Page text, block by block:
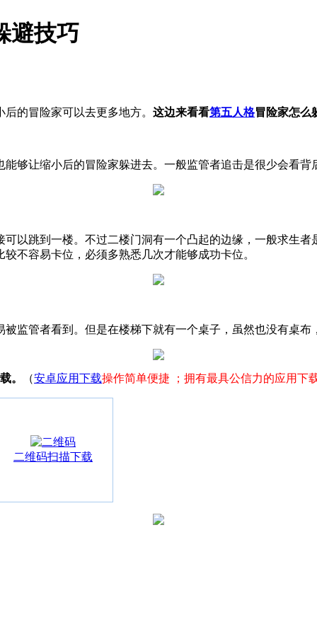
避技巧
的冒险家可以去更多地方。 这边来看看第五人格冒险家怎么
够让缩小后的冒险家躲进去。一般监管者追击是很少会看
以跳到一楼。不过二楼门洞有一个凸起的边缘，一般求生
不容易卡位，必须多熟悉几次才能够成功卡位。
监管者看到。但是在楼梯下就有一个桌子，虽然也没有桌
。 （安卓应用下载操作简单便捷 ；拥有最具公信力的应用下
二维码扫描下载